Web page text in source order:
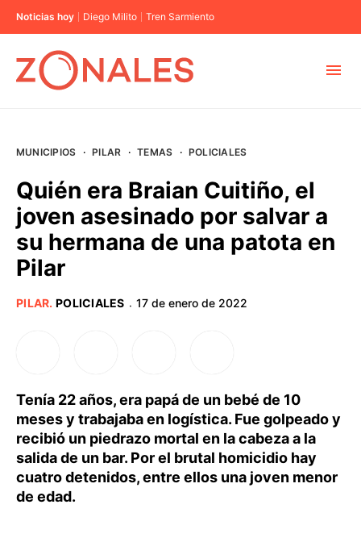
Noticias hoy Diego Milito Tren Sarmiento
BUENOS AIRES
PROVINCIAS
MUNICIPIOS · PILAR · TEMAS · POLICIALES
Quién era Braian Cuitiño, el
joven asesinado por salvar a
su hermana de una patota en
Pilar
PILAR. POLICIALES · 17 de enero de 2022
Tenía 22 años, era papá de un bebé de 10
meses y trabajaba en logística. Fue golpeado y
recibió un piedrazo mortal en la cabeza a la
salida de un bar. Por el brutal homicidio hay
cuatro detenidos, entre ellos una joven menor
de edad.